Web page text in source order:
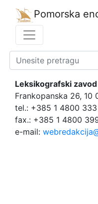
Pomorska
Leksikografski
Frankopanska 26, 10
tel.: +385 1 4800 333
fax.: +385 1 4800
e-mail: